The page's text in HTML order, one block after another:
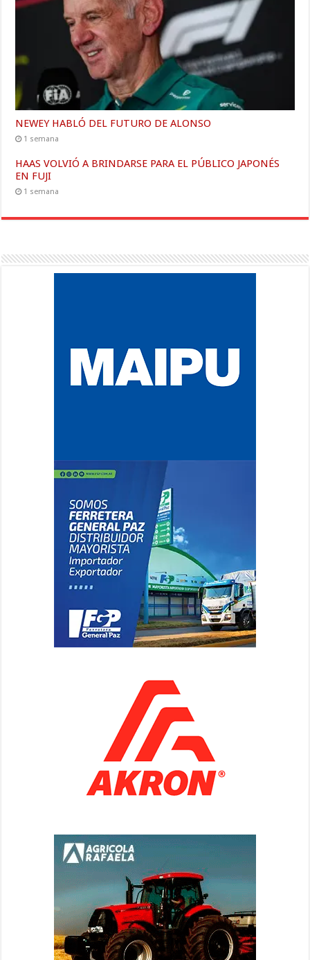
NEWEY HABLÓ DEL FUTURO DE ALONSO
1 semana
HAAS VOLVIÓ A BRINDARSE PARA EL PÚBLICO JAPONÉS
EN FUJI
1 semana